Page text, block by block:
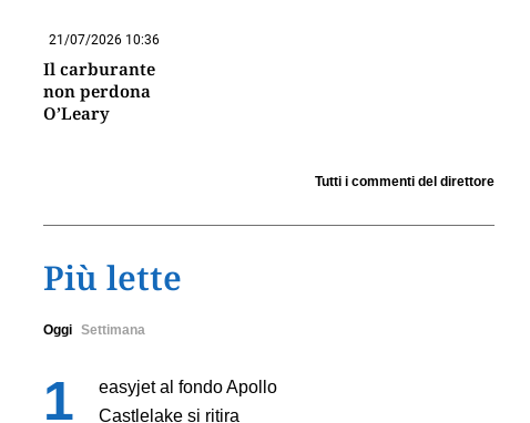
21/07/2026 10:36
Il carburante
non perdona
O’Leary
Tutti i commenti del direttore
Più lette
Oggi Settimana
easyjet al fondo Apollo
Castlelake si ritira